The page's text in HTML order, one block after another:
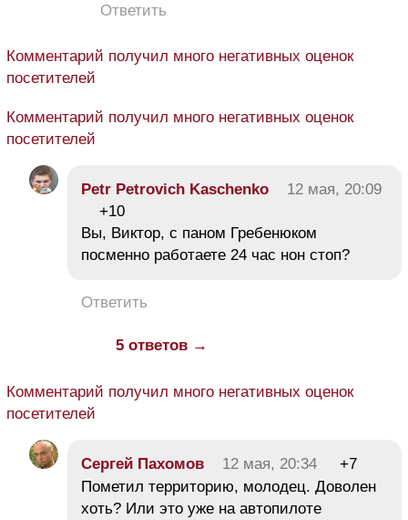
Ответить
Комментарий получил много негативных оценок
посетителей
Комментарий получил много негативных оценок
посетителей
Petr Petrovich Kaschenko
12 мая, 20:09
+10
Вы, Виктор, с паном Гребенюком
посменно работаете 24 час нон стоп?
Ответить
5 ответов →
Комментарий получил много негативных оценок
посетителей
Сергей Пахомов 12 мая, 20:34
+7
Пометил территорию, молодец. Доволен
хоть? Или это уже на автопилоте